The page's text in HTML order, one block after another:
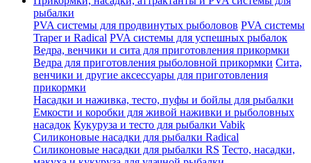
рыбалки
PVA системы для продвинутых рыболовов PVA системы
Traper и Radical PVA системы для успешных рыбалок
Ведра, венчики и сита для приготовления прикормки
Ведра для приготовления рыболовной прикормки Сита,
венчики и другие аксессуары для приготовления
прикормки
Насадки и наживка, тесто, пуфы и бойлы для рыбалки
Емкости и коробки для живой наживки и рыболовных
насадок Кукуруза и тесто для рыбалки Vabik
Силиконовые насадки для рыбалки Radical
Силиконовые насадки для рыбалки RS Тесто, насадки,